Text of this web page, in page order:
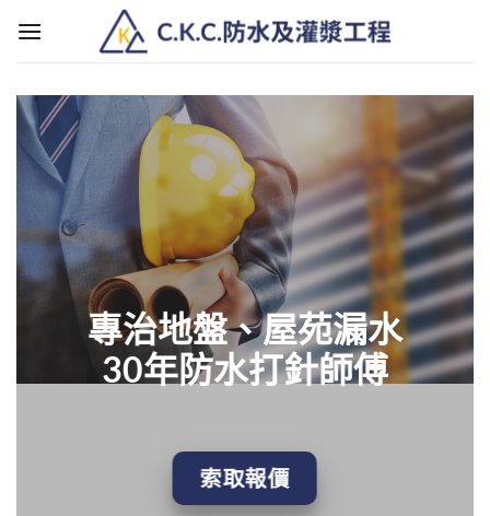
專治地盤、屋苑漏水
30年防水打針師傅
索取報價